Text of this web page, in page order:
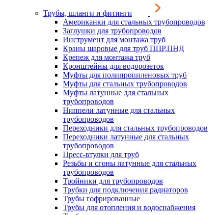
Трубы, шланги и фитинги
Американки для стальных трубопроводов
Заглушки для трубопроводов
Инструмент для монтажа труб
Краны шаровые для труб ППР,ПНД
Крепеж для монтажа труб
Кронштейны для водорозеток
Муфты для полипропиленовых труб
Муфты для стальных трубопроводов
Муфты латунные для стальных
трубопроводов
Ниппели латунные для стальных
трубопроводов
Переходники для стальных трубопроводов
Переходники латунные для стальных
трубопроводов
Пресс-втулки для труб
Резьбы и сгоны латунные для стальных
трубопроводов
Тройники для трубопроводов
Трубки для подключения радиаторов
Трубы гофрированные
Трубы для отопления и водоснабжения